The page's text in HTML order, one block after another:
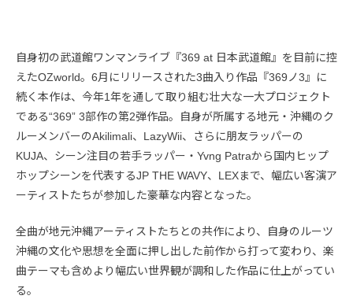
自身初の武道館ワンマンライブ『369 at 日本武道館』を目前に控
えたOZworld。6月にリリースされた3曲入り作品『369ノ3』に
続く本作は、今年1年を通して取り組む壮大な一大プロジェクト
である“369” 3部作の第2弾作品。自身が所属する地元・沖縄のク
ルーメンバーのAkilimali、LazyWii、さらに朋友ラッパーの
KUJA、シーン注目の若手ラッパー・Yvng Patraから国内ヒップ
ホップシーンを代表するJP THE WAVY、LEXまで、幅広い客演ア
ーティストたちが参加した豪華な内容となった。
全曲が地元沖縄アーティストたちとの共作により、自身のルーツ
沖縄の文化や思想を全面に押し出した前作から打って変わり、楽
曲テーマも含めより幅広い世界観が調和した作品に仕上がってい
る。